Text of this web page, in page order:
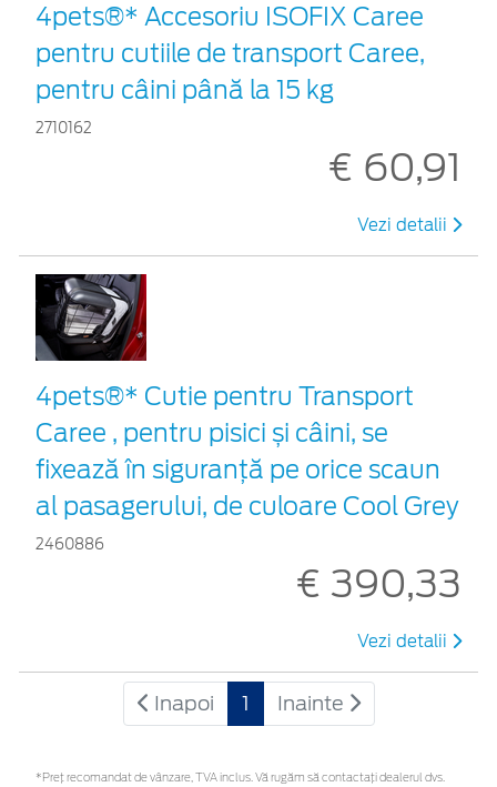
4pets®* Accesoriu ISOFIX Caree
pentru cutiile de transport Caree,
pentru câini până la 15 kg
2710162
€ 60,91
Vezi detalii
4pets®* Cutie pentru Transport
Caree , pentru pisici și câini, se
fixează în siguranță pe orice scaun
al pasagerului, de culoare Cool Grey
2460886
€ 390,33
Vezi detalii
Inapoi 1 Inainte
*Preţ recomandat de vânzare, TVA inclus. Vă rugăm să contactaţi dealerul dvs.